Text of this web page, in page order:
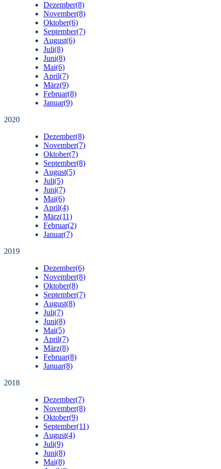
Dezember(8)
November(8)
Oktober(6)
September(7)
August(6)
Juli(8)
Juni(8)
Mai(6)
April(7)
März(9)
Februar(8)
Januar(9)
2020
Dezember(8)
November(7)
Oktober(7)
September(8)
August(5)
Juli(5)
Juni(7)
Mai(6)
April(4)
März(11)
Februar(2)
Januar(7)
2019
Dezember(6)
November(8)
Oktober(8)
September(7)
August(8)
Juli(7)
Juni(8)
Mai(5)
April(7)
März(8)
Februar(8)
Januar(8)
2018
Dezember(7)
November(8)
Oktober(9)
September(11)
August(4)
Juli(9)
Juni(8)
Mai(8)